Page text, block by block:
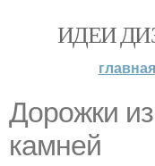
ИДЕИ
главная
Дорожки
камней